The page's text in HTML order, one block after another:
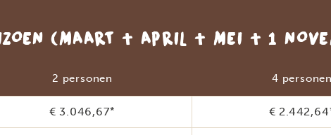
(MAART + APRIL + MEI + 1
2 personen 4 personen
€ 3.046,67* € 2.442,64